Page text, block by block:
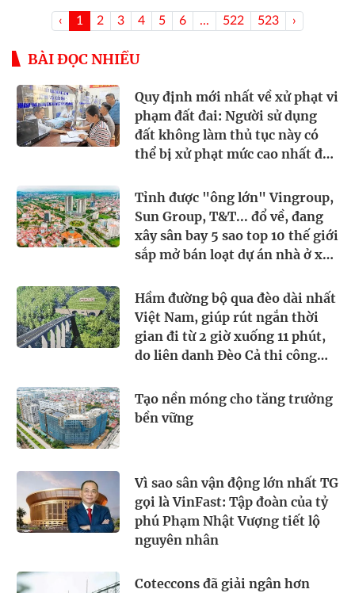
‹ 1 2 3 4 5 6 ... 522 523 ›
BÀI ĐỌC NHIỀU
Quy định mới nhất về xử phạt vi
phạm đất đai: Người sử dụng
đất không làm thủ tục này có
thể bị xử phạt mức cao nhất đến
Tỉnh được "ông lớn" Vingroup,
Sun Group, T&T... đổ về, đang
xây sân bay 5 sao top 10 thế giới
sắp mở bán loạt dự án nhà ở xã
Hầm đường bộ qua đèo dài nhất
Việt Nam, giúp rút ngắn thời
gian đi từ 2 giờ xuống 11 phút,
do liên danh Đèo Cả thi công
Tạo nền móng cho tăng trưởng
bền vững
Vì sao sân vận động lớn nhất TG
gọi là VinFast: Tập đoàn của tỷ
phú Phạm Nhật Vượng tiết lộ
nguyên nhân
Coteccons đã giải ngân hơn